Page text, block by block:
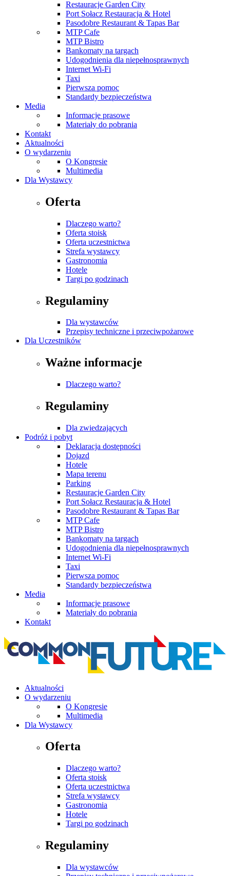
Restauracje Garden City
Port Sołacz Restauracja & Hotel
Pasodobre Restaurant & Tapas Bar
MTP Cafe
MTP Bistro
Bankomaty na targach
Udogodnienia dla niepełnosprawnych
Internet Wi-Fi
Taxi
Pierwsza pomoc
Standardy bezpieczeństwa
Media
Informacje prasowe
Materiały do pobrania
Kontakt
Aktualności
O wydarzeniu
O Kongresie
Multimedia
Dla Wystawcy
Oferta
Dlaczego warto?
Oferta stoisk
Oferta uczestnictwa
Strefa wystawcy
Gastronomia
Hotele
Targi po godzinach
Regulaminy
Dla wystawców
Przepisy techniczne i przeciwpożarowe
Dla Uczestników
Ważne informacje
Dlaczego warto?
Regulaminy
Dla zwiedzających
Podróż i pobyt
Deklaracja dostępności
Dojazd
Hotele
Mapa terenu
Parking
Restauracje Garden City
Port Sołacz Restauracja & Hotel
Pasodobre Restaurant & Tapas Bar
MTP Cafe
MTP Bistro
Bankomaty na targach
Udogodnienia dla niepełnosprawnych
Internet Wi-Fi
Taxi
Pierwsza pomoc
Standardy bezpieczeństwa
Media
Informacje prasowe
Materiały do pobrania
Kontakt
Aktualności
O wydarzeniu
O Kongresie
Multimedia
Dla Wystawcy
Oferta
Dlaczego warto?
Oferta stoisk
Oferta uczestnictwa
Strefa wystawcy
Gastronomia
Hotele
Targi po godzinach
Regulaminy
Dla wystawców